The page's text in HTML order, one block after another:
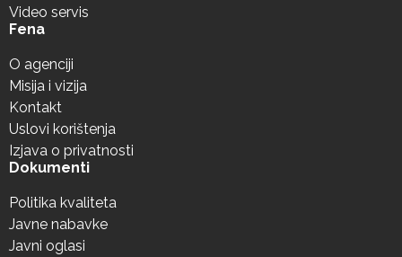
Video servis
Fena
O agenciji
Misija i vizija
Kontakt
Uslovi korištenja
Izjava o privatnosti
Dokumenti
Politika kvaliteta
Javne nabavke
Javni oglasi